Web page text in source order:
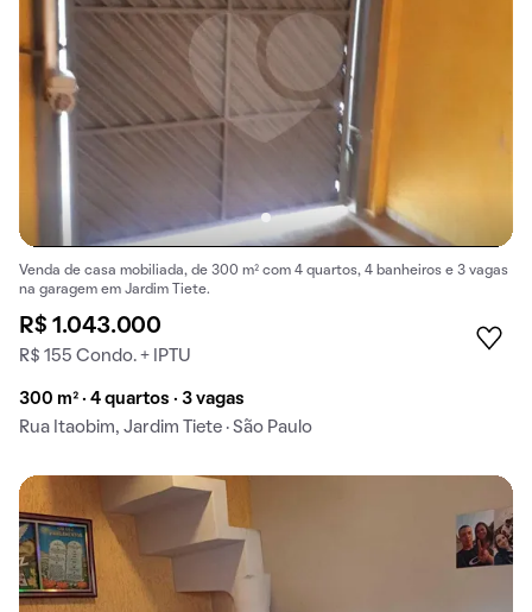
Venda de casa mobiliada, de 300 m² com 4 quartos, 4 banheiros e 3 vagas
na garagem em Jardim Tiete.
R$ 1.043.000
R$ 155 Condo. + IPTU
300 m² · 4 quartos · 3 vagas
Rua Itaobim, Jardim Tiete · São Paulo